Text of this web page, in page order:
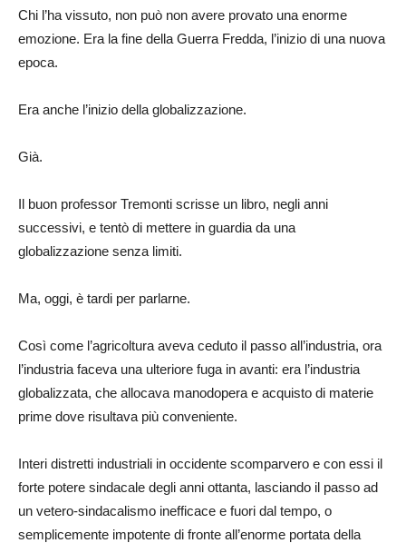
Chi l’ha vissuto, non può non avere provato una enorme
emozione. Era la fine della Guerra Fredda, l’inizio di una nuova
epoca.
Era anche l’inizio della globalizzazione.
Già.
Il buon professor Tremonti scrisse un libro, negli anni
successivi, e tentò di mettere in guardia da una
globalizzazione senza limiti.
Ma, oggi, è tardi per parlarne.
Così come l’agricoltura aveva ceduto il passo all’industria, ora
l’industria faceva una ulteriore fuga in avanti: era l’industria
globalizzata, che allocava manodopera e acquisto di materie
prime dove risultava più conveniente.
Interi distretti industriali in occidente scomparvero e con essi il
forte potere sindacale degli anni ottanta, lasciando il passo ad
un vetero-sindacalismo inefficace e fuori dal tempo, o
semplicemente impotente di fronte all’enorme portata della